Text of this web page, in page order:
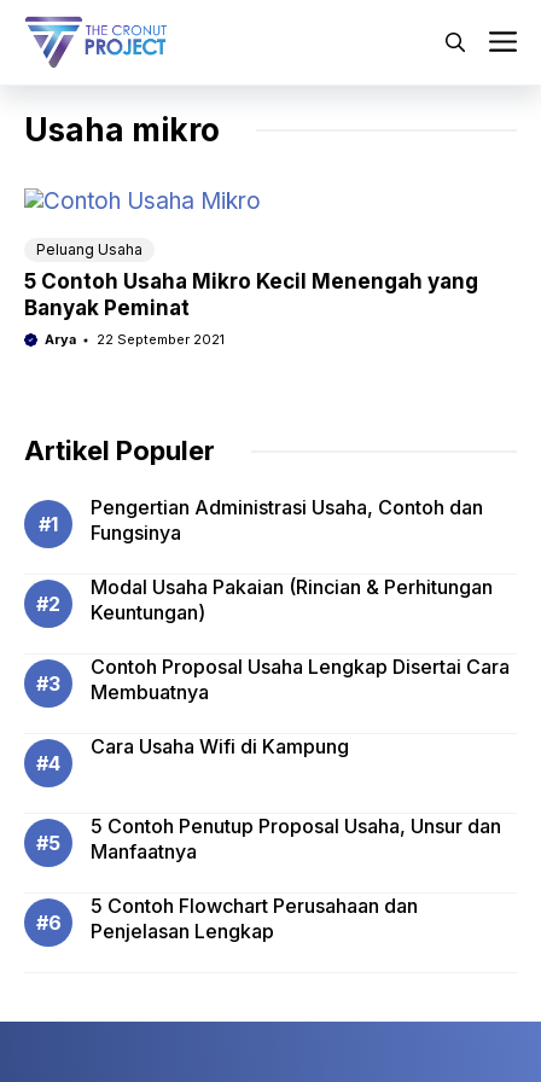
Langsung
Usaha mikro
Peluang Usaha
5 Contoh Usaha Mikro Kecil Menengah yang
Banyak Peminat
Arya 22 September 2021
Artikel Populer
Pengertian Administrasi Usaha, Contoh dan
Fungsinya
Modal Usaha Pakaian (Rincian & Perhitungan
Keuntungan)
Contoh Proposal Usaha Lengkap Disertai Cara
Membuatnya
Cara Usaha Wifi di Kampung
5 Contoh Penutup Proposal Usaha, Unsur dan
Manfaatnya
5 Contoh Flowchart Perusahaan dan
Penjelasan Lengkap